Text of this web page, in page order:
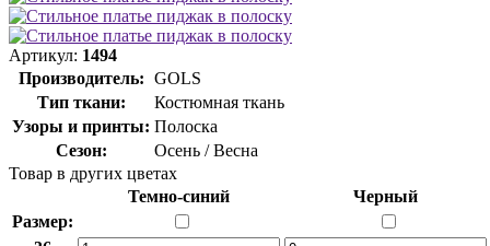
Артикул: 1494
Производитель: GOLS
Тип ткани:
Костюмная ткань
Узоры и принты: Полоска
Сезон:
Осень / Весна
Товар в других цветах
Темно-синий
Черный
Размер: